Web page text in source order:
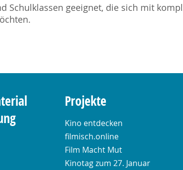
Schulklassen geeignet, die sich mit
Projekte
Kino entdecken
filmisch.online
Film Macht Mut
Kinotag zum 27. Januar